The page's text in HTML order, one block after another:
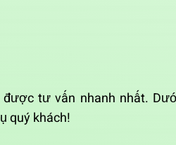
tư vấn nhanh nhất.
quý khách!